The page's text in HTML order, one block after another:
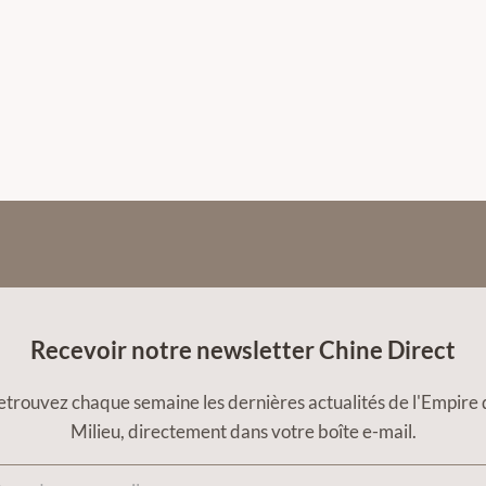
Recevoir notre newsletter Chine Direct
chaque semaine les dernières actualités de l'Empire
Milieu, directement dans votre boîte e-mail.